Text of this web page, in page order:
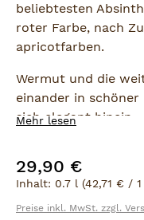
beliebtesten
roter Farbe, nach
apricotfarben.
Wermut und die
einander in
sich elegant hinein.
Komplexität. Ein
SERPIS ABSINTH
Mehr lesen
Regulärer Preis:
29,90 €
Inhalt: 0.7 l (42,71 € /
Preise inkl. MwSt. zzgl.